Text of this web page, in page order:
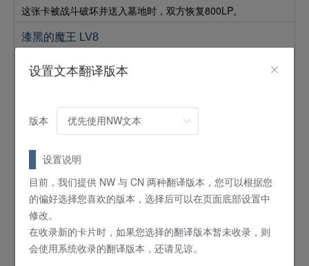
这张卡被战斗破坏并送入墓地时，双方恢复800LP。
漆黑的魔王 LV8
星 /ATK:2800 /DEF:
合，这张卡用战斗破坏的对手怪兽的效果无效化并从游戏中除
外。
怪兽 效果
漆黑的魔王 LV6
6 星 /ATK:1700 /DEF:600 / 恶魔 / 地
用「漆黒の魔王 LV4／漆黑的魔王 LV4」的效果特殊召唤的场
合，这张卡用战斗破坏的对手怪兽的效果无效化。用这个效果
将对手怪兽的效果无效化的下次自己回合的准备阶段时，可以
通过将这张卡送入墓地来从手牌或者卡组特殊召唤1只「漆黒の
设置文本翻译版本
版本
设置说明
目前，我们提供 NW 与 CN 两种翻译版本，您可以根据您
的偏好选择您喜欢的版本，选择后可以在页面底部设置中
修改。
在收录新的卡片时，如果您选择的翻译版本暂未收录，则
会使用系统收录的翻译版本，还请见谅。